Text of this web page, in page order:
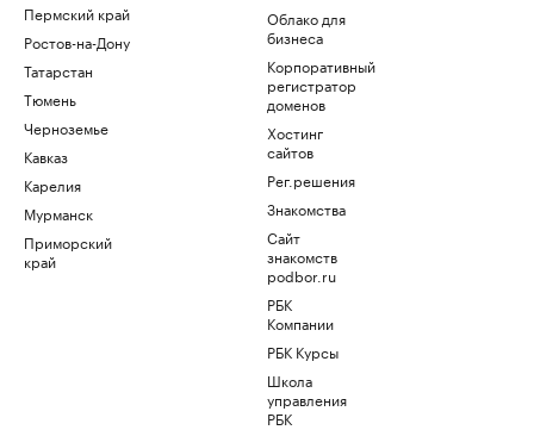
Пермский край
Ростов-на-Дону
Татарстан
Тюмень
Черноземье
Кавказ
Карелия
Мурманск
Приморский
край
Облако для
бизнеса
Корпоративный
регистратор
доменов
Хостинг
сайтов
Рег.решения
Знакомства
Сайт
знакомств
podbor.ru
РБК
Компании
РБК Курсы
Школа
управления
РБК